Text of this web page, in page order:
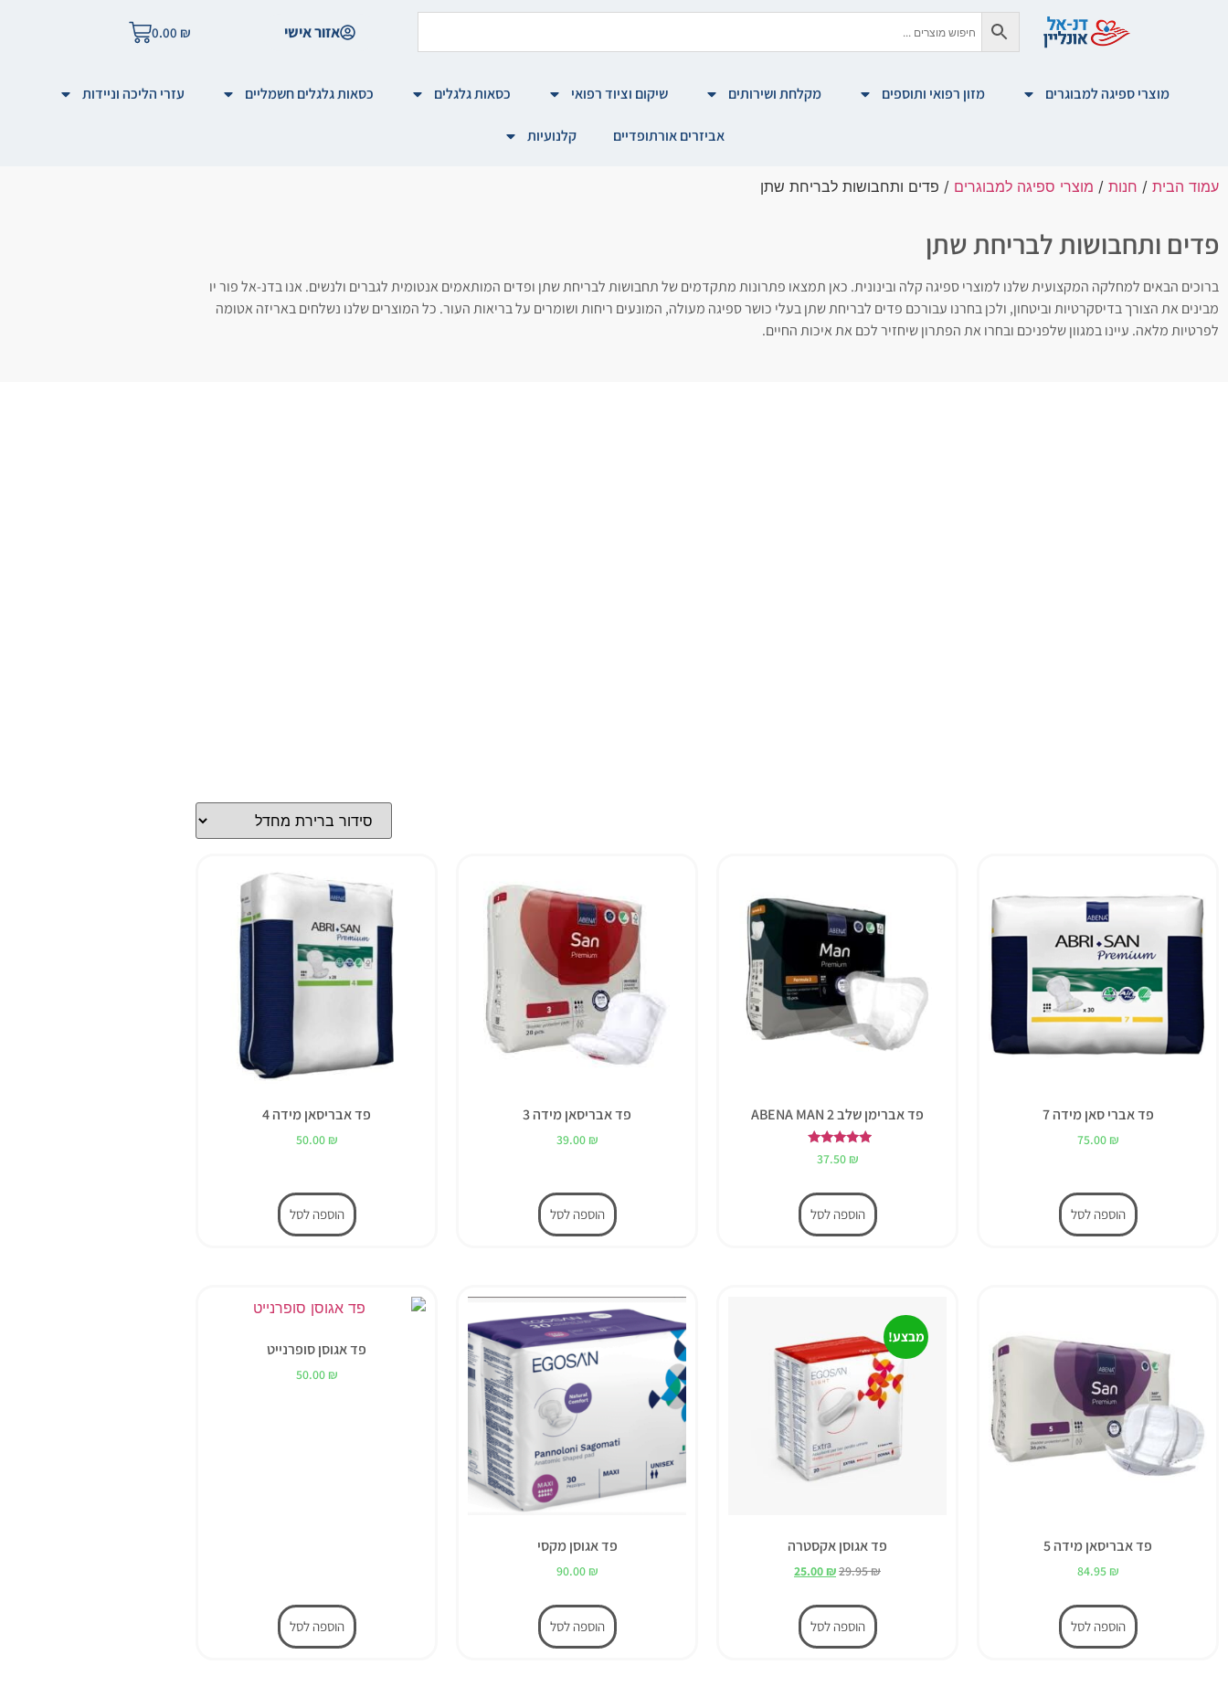
אזור אישי 0.00 ₪
מוצרי ספיגה למבוגרים מזון רפואי ותוספים מקלחת ושירותים שיקום וציוד רפואי כסאות גלגלים כסאות גלגלים חשמליים עזרי הליכה וניידות
אביזרים אורתופדיים קלנועיות
עמוד הבית / חנות / מוצרי ספיגה למבוגרים / פדים ותחבושות לבריחת שתן
פדים ותחבושות לבריחת שתן
ברוכים הבאים למחלקה המקצועית שלנו למוצרי ספיגה קלה ובינונית. כאן תמצאו פתרונות מתקדמים של תחבושות לבריחת שתן ופדים המותאמים אנטומית לגברים ולנשים. אנו בדנ-אל פור יו
מבינים את הצורך בדיסקרטיות וביטחון, ולכן בחרנו עבורכם פדים לבריחת שתן בעלי כושר ספיגה מעולה, המונעים ריחות ושומרים על בריאות העור. כל המוצרים שלנו נשלחים באריזה אטומה
לפרטיות מלאה. עיינו במגוון שלפניכם ובחרו את הפתרון שיחזיר לכם את איכות החיים.
פד אברי סאן מידה 7
75.00 ₪
הוספה לסל
פד אברימן שלב ABENA MAN 2
דורג
5.00
37.50 ₪
הוספה לסל
פד אבריסאן מידה 3
39.00 ₪
הוספה לסל
פד אבריסאן מידה 4
50.00 ₪
הוספה לסל
פד אבריסאן מידה 5
84.95 ₪
הוספה לסל
מבצע!
פד אגוסן אקסטרה
29.95₪
25.00₪
הוספה לסל
פד אגוסן מקסי
90.00 ₪
הוספה לסל
פד אגוסן סופרנייט
50.00 ₪
הוספה לסל